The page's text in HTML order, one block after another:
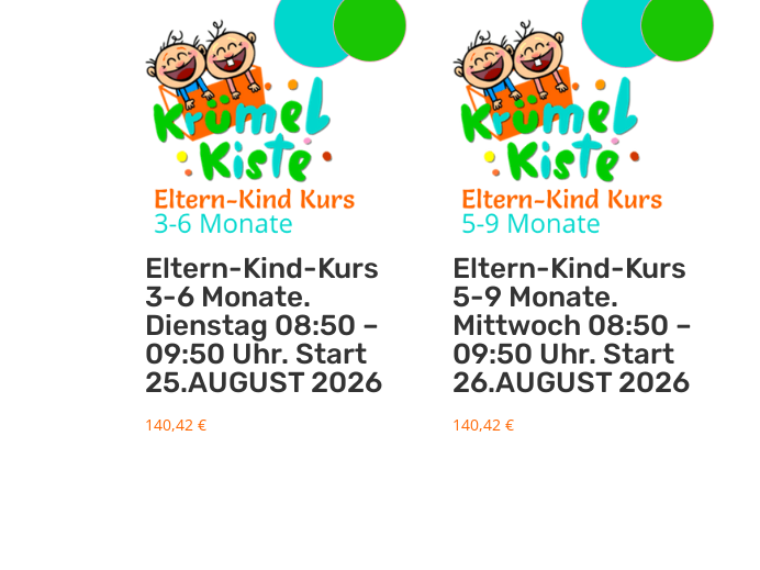
Eltern-Kind-Kurs
3-6 Monate.
Dienstag 08:50 –
09:50 Uhr. Start
25.AUGUST 2026
140,42 €
Eltern-Kind-Kurs
5-9 Monate.
Mittwoch 08:50 –
09:50 Uhr. Start
26.AUGUST 2026
140,42€